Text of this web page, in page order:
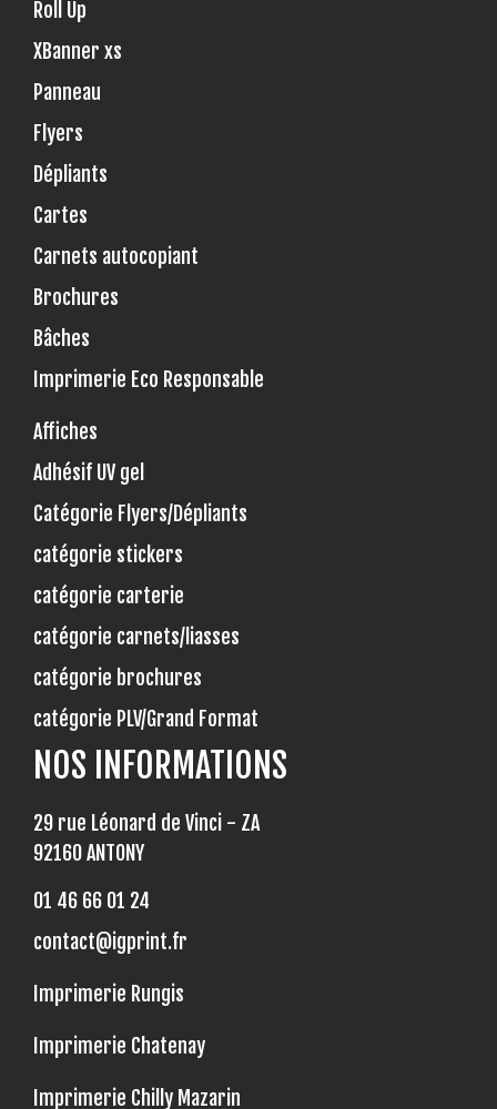
Roll Up
XBanner xs
Panneau
Flyers
Dépliants
Cartes
Carnets autocopiant
Brochures
Bâches
Imprimerie Eco Responsable
Affiches
Adhésif UV gel
Catégorie Flyers/Dépliants
catégorie stickers
catégorie carterie
catégorie carnets/liasses
catégorie brochures
catégorie PLV/Grand Format
NOS INFORMATIONS
29 rue Léonard de Vinci - ZA
92160 ANTONY
01 46 66 01 24
contact@igprint.fr
Imprimerie Rungis
Imprimerie Chatenay
Imprimerie Chilly Mazarin